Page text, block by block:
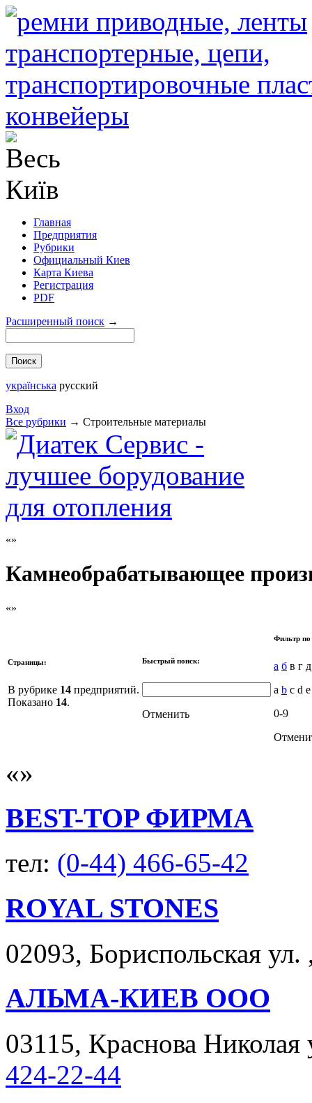
Главная
Предприятия
Рубрики
Официальный Киев
Карта Киева
Регистрация
PDF
Расширенный поиск →
українська русский
Вход
Все рубрики → Строительные материалы
Камнеобрабатывающее
Страницы:
В рубрике 14 предприятий.
Показано 14.
Быстрый поиск:
Отменить
Фильтр по
а б в г
a b c d
0-9
BEST-TOP ФИРМА
тел: (0-44) 466-65-42
ROYAL STONES
02093, Бориспольская
АЛЬМА-КИЕВ ООО
03115, Краснова
424-22-44